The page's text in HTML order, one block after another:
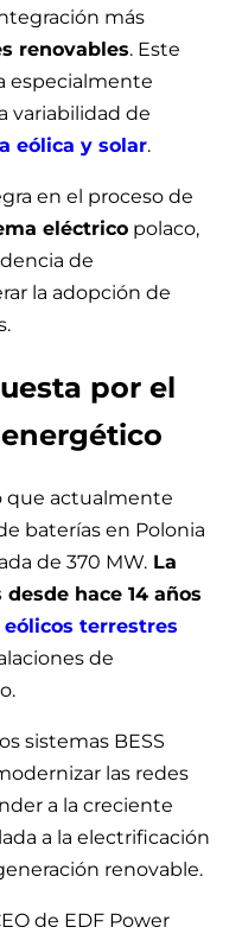
más
renovables. Este
especialmente
variabilidad de
eólica y solar.
en el proceso de
eléctrico polaco,
de
la adopción de
por el
que actualmente
baterías en Polonia
de 370 MW. La
hace 14 años
eólicos terrestres
de
sistemas BESS
las redes
a la creciente
a la electrificación
renovable.
de EDF Power